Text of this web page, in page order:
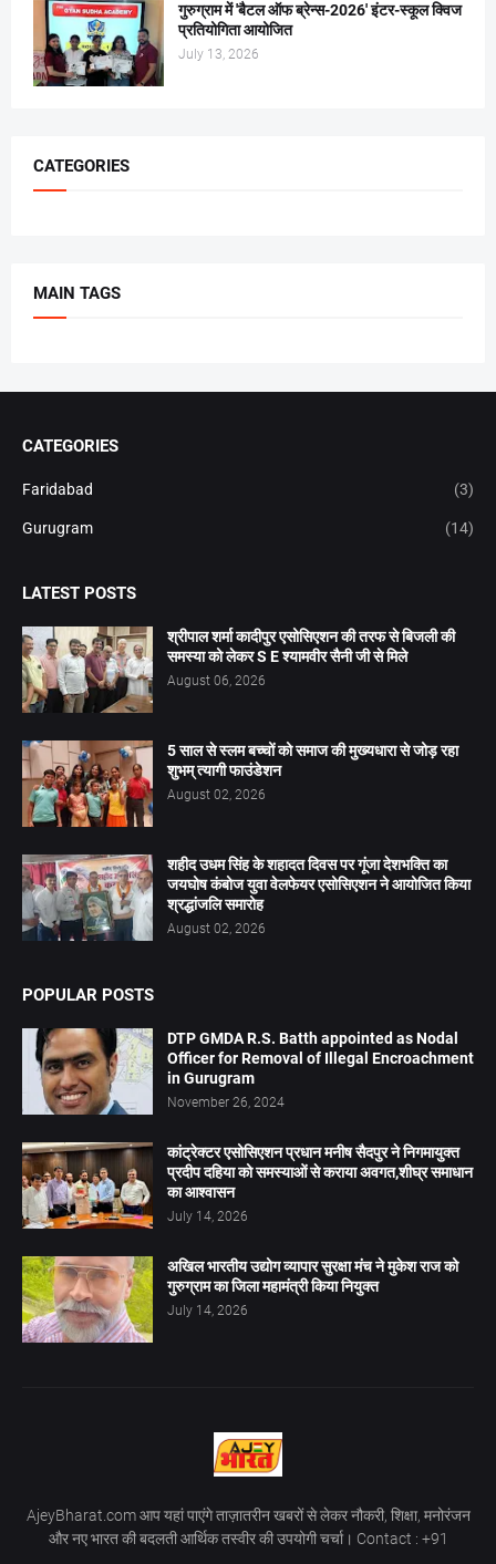
गुरुग्राम में 'बैटल ऑफ ब्रेन्स-2026' इंटर-स्कूल क्विज
प्रतियोगिता आयोजित
July 13, 2026
CATEGORIES
MAIN TAGS
CATEGORIES
Faridabad (3)
Gurugram (14)
LATEST POSTS
श्रीपाल शर्मा कादीपुर एसोसिएशन की तरफ से बिजली की
समस्या को लेकर S E श्यामवीर सैनी जी से मिले
August 06, 2026
5 साल से स्लम बच्चों को समाज की मुख्यधारा से जोड़ रहा
शुभम् त्यागी फाउंडेशन
August 02, 2026
शहीद उधम सिंह के शहादत दिवस पर गूंजा देशभक्ति का
जयघोष कंबोज युवा वेलफेयर एसोसिएशन ने आयोजित किया
श्रद्धांजलि समारोह
August 02, 2026
POPULAR POSTS
DTP GMDA R.S. Batth appointed as Nodal
Officer for Removal of Illegal Encroachment
in Gurugram
November 26, 2024
कांट्रेक्टर एसोसिएशन प्रधान मनीष सैदपुर ने निगमायुक्त
प्रदीप दहिया को समस्याओं से कराया अवगत,शीघ्र समाधान
का आश्वासन
July 14, 2026
अखिल भारतीय उद्योग व्यापार सुरक्षा मंच ने मुकेश राज को
गुरुग्राम का जिला महामंत्री किया नियुक्त
July 14, 2026
AjeyBharat.com आप यहां पाएंगे ताज़ातरीन खबरों से लेकर नौकरी, शिक्षा, मनोरंजन
और नए भारत की बदलती आर्थिक तस्वीर की उपयोगी चर्चा। Contact : +91